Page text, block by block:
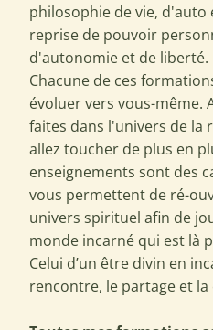
philosophie de vie, d'auto
reprise de pouvoir
d'autonomie et de liberté.
Chacune de ces
évoluer vers vous-même.
faites dans l'univers de la
allez toucher de plus en
enseignements sont des
vous permettent de ré-
univers spirituel afin de
monde incarné qui est là
Celui d’un être divin en
rencontre, le partage et